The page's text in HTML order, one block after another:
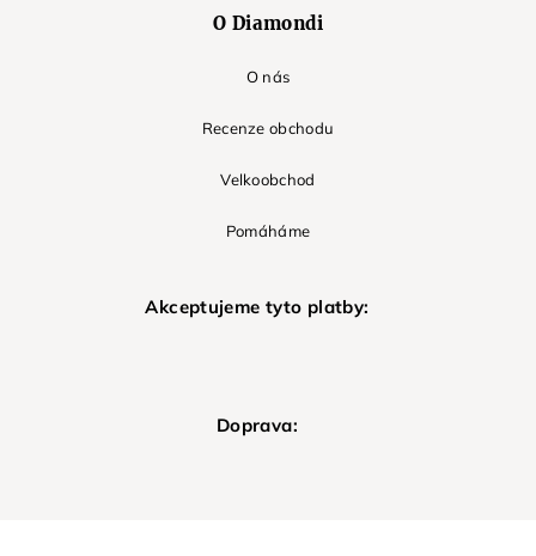
O Diamondi
O nás
Recenze obchodu
Velkoobchod
Pomáháme
Akceptujeme tyto platby:
Doprava: